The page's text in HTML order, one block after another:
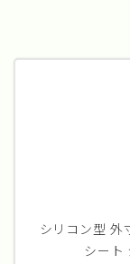
シリコン型 外
シー